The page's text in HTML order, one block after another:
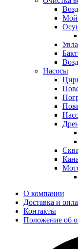
Насосы
О компании
Доставка и
Контакты
Положение об